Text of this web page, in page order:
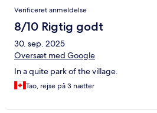
Verificeret anmeldelse
8/10 Rigtig godt
30. sep. 2025
Oversæt med Google
In a quite park of the village.
Tao, rejse på 3 nætter